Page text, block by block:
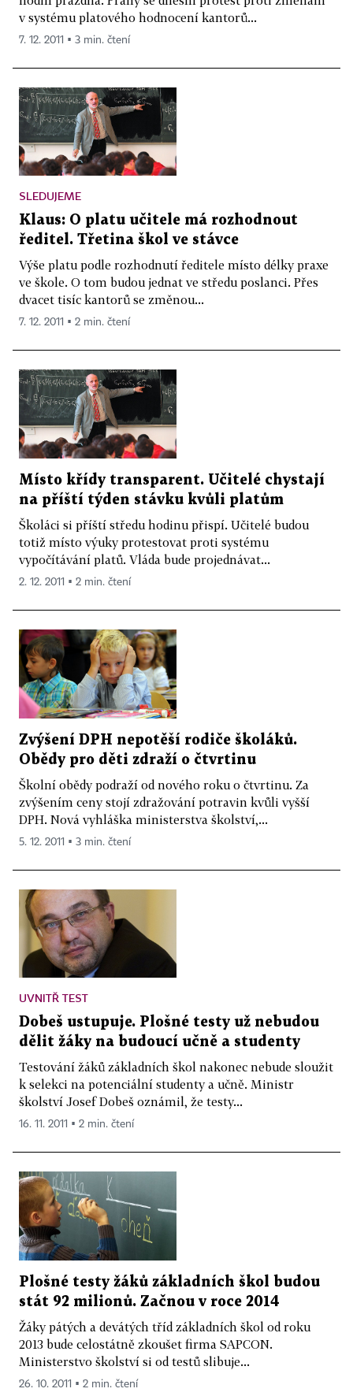
v systému platového hodnocení kantorů...
7. 12. 2011 ▪ 3 min. čtení
SLEDUJEME
Klaus: O platu učitele má rozhodnout
ředitel. Třetina škol ve stávce
Výše platu podle rozhodnutí ředitele místo délky praxe
ve škole. O tom budou jednat ve středu poslanci. Přes
dvacet tisíc kantorů se změnou...
7. 12. 2011 ▪ 2 min. čtení
Místo křídy transparent. Učitelé chystají
na příští týden stávku kvůli platům
Školáci si příští středu hodinu přispí. Učitelé budou
totiž místo výuky protestovat proti systému
vypočítávání platů. Vláda bude projednávat...
2. 12. 2011 ▪ 2 min. čtení
Zvýšení DPH nepotěší rodiče školáků.
Obědy pro děti zdraží o čtvrtinu
Školní obědy podraží od nového roku o čtvrtinu. Za
zvýšením ceny stojí zdražování potravin kvůli vyšší
DPH. Nová vyhláška ministerstva školství,...
5. 12. 2011 ▪ 3 min. čtení
UVNITŘ TEST
Dobeš ustupuje. Plošné testy už nebudou
dělit žáky na budoucí učně a studenty
Testování žáků základních škol nakonec nebude sloužit
k selekci na potenciální studenty a učně. Ministr
školství Josef Dobeš oznámil, že testy...
16. 11. 2011 ▪ 2 min. čtení
Plošné testy žáků základních škol budou
stát 92 milionů. Začnou v roce 2014
Žáky pátých a devátých tříd základních škol od roku
2013 bude celostátně zkoušet firma SAPCON.
Ministerstvo školství si od testů slibuje...
26. 10. 2011 ▪ 2 min. čtení